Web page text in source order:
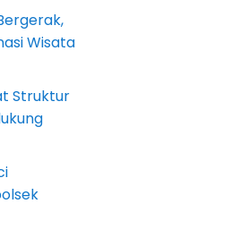
Wisata
Struktur